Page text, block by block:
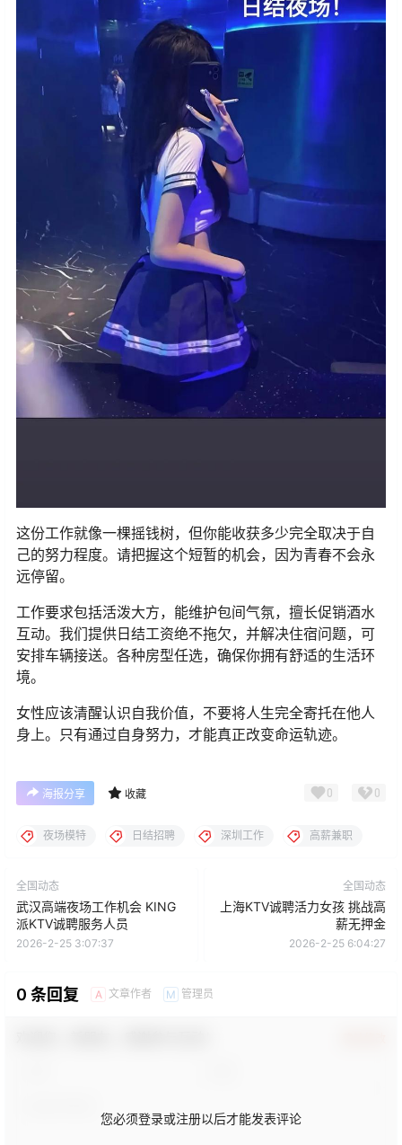
这份工作就像一棵摇钱树，但你能收获多少完全取决于自
己的努力程度。请把握这个短暂的机会，因为青春不会永
远停留。
工作要求包括活泼大方，能维护包间气氛，擅长促销酒水
互动。我们提供日结工资绝不拖欠，并解决住宿问题，可
安排车辆接送。各种房型任选，确保你拥有舒适的生活环
境。
女性应该清醒认识自我价值，不要将人生完全寄托在他人
身上。只有通过自身努力，才能真正改变命运轨迹。
海报分享 收藏 0 0
夜场模特 日结招聘 深圳工作 高薪兼职
全国动态
武汉高端夜场工作机会 KING
派KTV诚聘服务人员
2026-2-25 3:07:37
全国动态
上海KTV诚聘活力女孩 挑战高
薪无押金
2026-2-25 6:04:27
0 条回复 A 文章作者 M 管理员
您必须登录或注册以后才能发表评论